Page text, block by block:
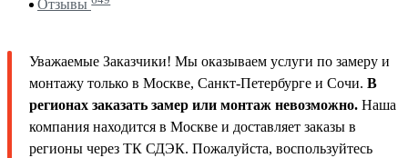
Отзывы
Уважаемые Заказчики! Мы оказываем услуги по замеру и
монтажу только в Москве, Санкт-Петербурге и Сочи. В
регионах заказать замер или монтаж невозможно. Наша
компания находится в Москве и доставляет заказы в
регионы через ТК СДЭК. Пожалуйста, воспользуйтесь